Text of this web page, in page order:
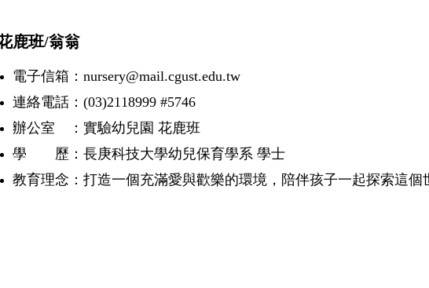
班/翁翁
電子信箱：nursery@mail.cgust.edu.tw
連絡電話：(03)2118999 #5746
辦公室 ：實驗幼兒園 花鹿班
學 歷：長庚科技大學幼兒保育學系 學士
教育理念：打造一個充滿愛與歡樂的環境，陪伴孩子一起探索這個